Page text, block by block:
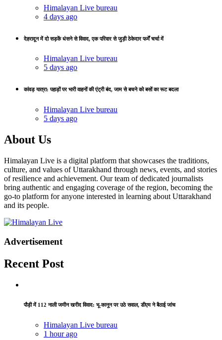
Himalayan Live bureau
4 days ago
देहरादून में दो सड़कें धंसने से विवाद, एक परिवार से जुड़ी ठेकेदार फर्में चर्चा में
Himalayan Live bureau
5 days ago
कांवड़ यात्रा: पहाड़ों पर भारी वाहनों की एंट्री बंद, जाम से बचने को बसों का रूट बदला
Himalayan Live bureau
5 days ago
About Us
Himalayan Live is a digital platform that showcases the traditions,
culture, and values of Uttarakhand through news, events, and stories
of resilience and achievement. Our team of dedicated journalists
bring authentic and engaging coverage of the region, becoming the
go-to platform for anyone interested in learning about Uttarakhand
and its people.
Advertisement
Recent Post
पौड़ी में 112 नाली जमीन खरीद विवाद: भू-कानून पर उठे सवाल, डीएम ने बैठाई जांच
Himalayan Live bureau
1 hour ago